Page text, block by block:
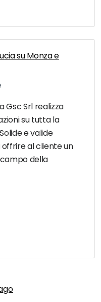
su Monza e
Gsc Srl realizza
su tutta la
e valide
al cliente un
della